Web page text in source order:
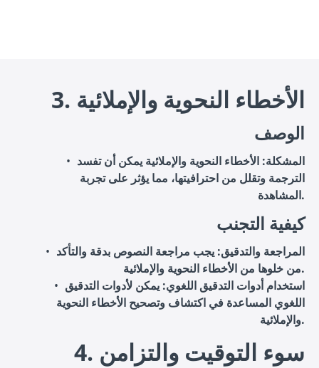
3. الأخطاء النحوية والإملائية
الوصف
المشكلة: الأخطاء النحوية والإملائية يمكن أن تفسد
الترجمة وتقلل من احترافيتها، مما يؤثر على تجربة
المشاهدة.
كيفية التجنب
المراجعة والتدقيق: يجب مراجعة النصوص بدقة والتأكد
من خلوها من الأخطاء النحوية والإملائية.
استخدام أدوات التدقيق اللغوي: يمكن لأدوات التدقيق
اللغوي المساعدة في اكتشاف وتصحيح الأخطاء النحوية
والإملائية.
4. سوء التوقيت والتزامن